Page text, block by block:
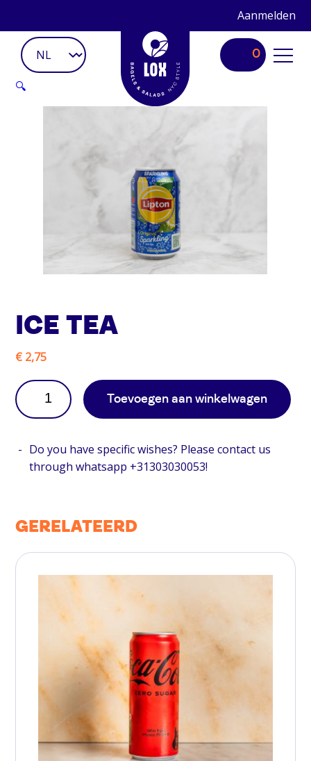
Aanmelden
0
🔍
ICE TEA
€ 2,75
Toevoegen aan winkelwagen
Do you have specific wishes? Please contact us
through whatsapp +31303030053!
GERELATEERD